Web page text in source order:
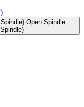
Open Spindle